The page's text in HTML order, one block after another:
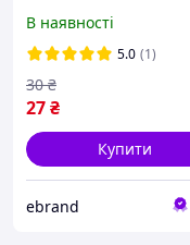
В наявності
5.0 (1)
27₴
30 ₴
Купити
ebrand